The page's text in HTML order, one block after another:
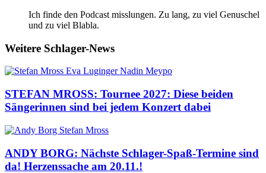
Ich finde den Podcast misslungen. Zu lang, zu viel Genuschel
und zu viel Blabla.
Weitere Schlager-News
STEFAN MROSS: Tournee 2027: Diese beiden
Sängerinnen sind bei jedem Konzert dabei
ANDY BORG: Nächste Schlager-Spaß-Termine sind
da! Herzenssache am 20.11.!